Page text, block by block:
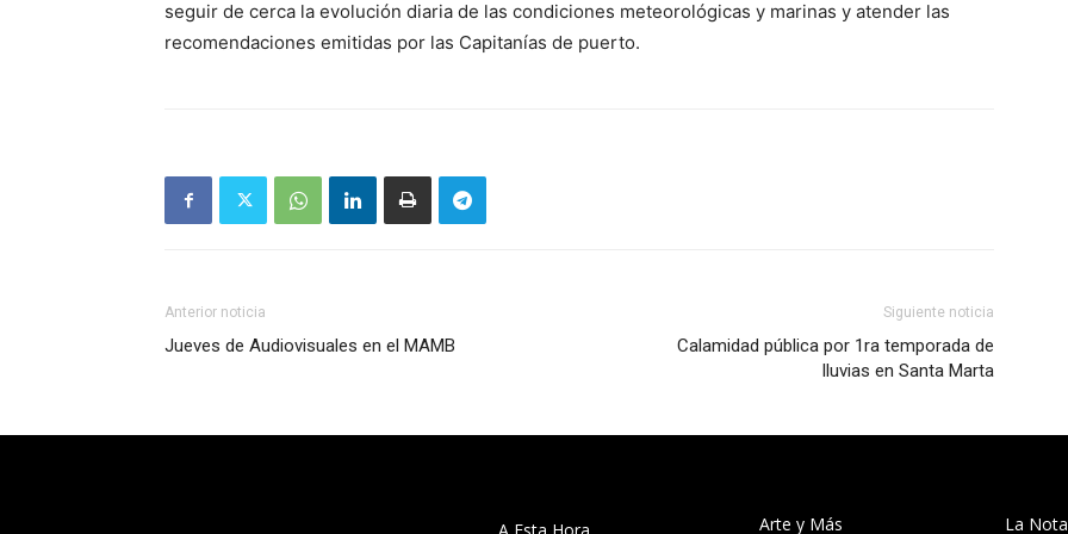
seguir de cerca la evolución diaria de las condiciones meteorológicas y marinas y atender las
recomendaciones emitidas por las Capitanías de puerto.
Anterior noticia
Jueves de Audiovisuales en el MAMB
Siguiente noticia
Calamidad pública por 1ra temporada de
lluvias en Santa Marta
Arte y Más La